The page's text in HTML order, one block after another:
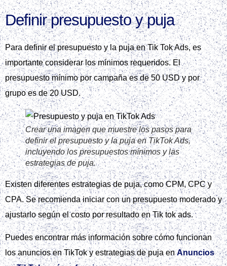
Al utilizar Tik tok ads, es importante recordar que la
segmentación correcta de la audiencia es vital para el éxito
de la campaña. Puedes encontrar más información sobre
cómo evitar errores comunes en campañas de social ads en
errores frecuentes en campañas de social ads y cómo
evitarlos.
En resumen, seleccionar la audiencia ideal es un paso
crucial en la creación de una campaña de calidad en Tik tok
ads. Al segmentar correctamente la audiencia, se puede
maximizar el impacto y el retorno de la inversión.
Elegir el formato creativo
adecuado
Al crear una campaña en Tik Tok Ads, elegir el formato
creativo adecuado es crucial. Los formatos disponibles son
In-Feed, TopView, Branded Hashtag Challenge y Branded